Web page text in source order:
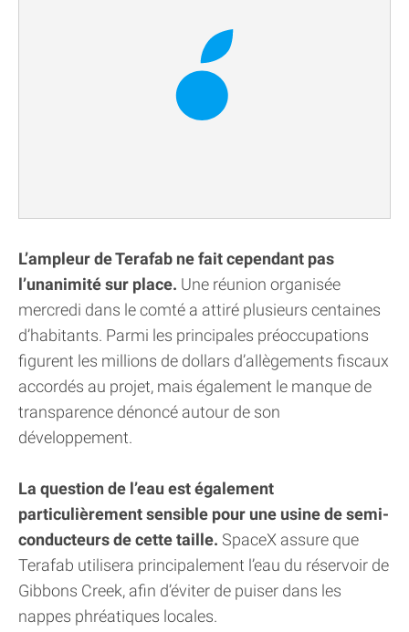
L’ampleur de Terafab ne fait cependant pas
l’unanimité sur place. Une réunion organisée
mercredi dans le comté a attiré plusieurs centaines
d’habitants. Parmi les principales préoccupations
figurent les millions de dollars d’allègements fiscaux
accordés au projet, mais également le manque de
transparence dénoncé autour de son
développement.
La question de l’eau est également
particulièrement sensible pour une usine de semi-
conducteurs de cette taille. SpaceX assure que
Terafab utilisera principalement l’eau du réservoir de
Gibbons Creek, afin d’éviter de puiser dans les
nappes phréatiques locales.